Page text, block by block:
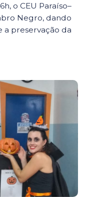
o CEU Paraíso–
Negro, dando
a preservação da